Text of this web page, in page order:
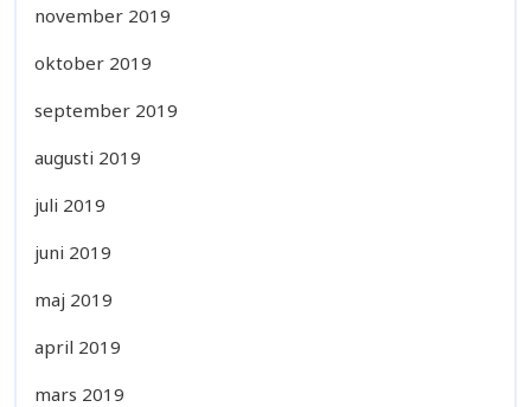
november 2019
oktober 2019
september 2019
augusti 2019
juli 2019
juni 2019
maj 2019
april 2019
mars 2019